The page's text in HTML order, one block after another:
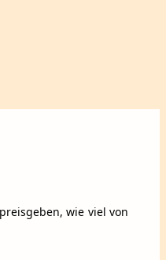
wie viel von